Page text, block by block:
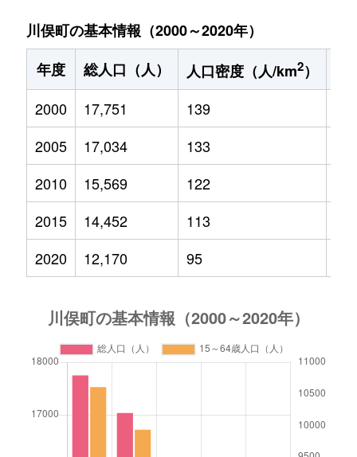
川俣町の基本情報（2000～2020年）
年度
総人口（人） 人口密度（人/km2）
2000
17,751 139
2005
17,034 133
2010
15,569 122
2015
14,452 113
2020
12,170 95